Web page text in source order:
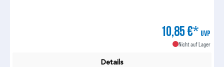
10,85 €* UVP
Nicht auf Lager
Details